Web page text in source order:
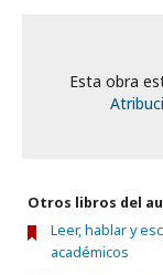
Esta obra
Otros libros del
Leer, hablar y
académicos